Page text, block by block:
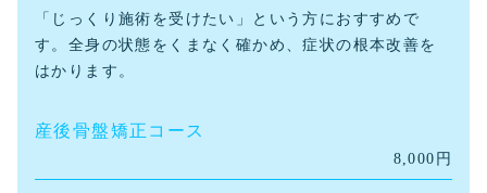
「じっくり施術を受けたい」という方におすすめで
す。 全身の状態をくまなく確かめ、症状の根本改善を
はかります。
産後骨盤矯正コース
8,000円